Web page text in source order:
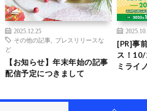
2025.12.25
その他の記事
プレスリリースな
ど
【お知らせ】年末年始の記事
配信予定につきまして
[PR]事
ス！
ミライ